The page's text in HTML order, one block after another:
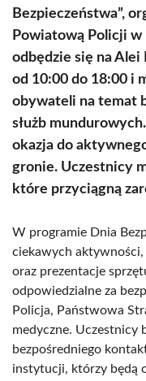
Bezpieczeństwa”,
Powiatową Policji
odbędzie się na
od 10:00 do 18:00 i
obywateli na temat
służb
okazja do
gronie. Uczestnicy
które przyciągną
W programie Dnia
ciekawych
oraz prezentacje
odpowiedzialne za
Policja, Państwowa
medyczne. Uczestnicy
bezpośredniego
instytucji, którzy będą